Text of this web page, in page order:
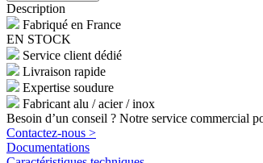
Description
Fabriqué en France
EN STOCK
Service client dédié
Livraison rapide
Expertise soudure
Fabricant alu / acier / inox
Besoin d’un conseil ? Notre service commercial
Contactez-nous >
Documentations